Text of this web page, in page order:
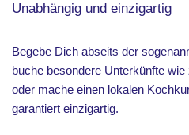
Unabhängig und einzigartig
Begebe Dich abseits der
buche besondere Unterkünfte
oder mache einen lokalen
garantiert einzigartig.